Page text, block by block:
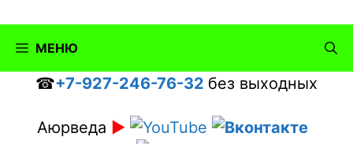
МЕНЮ
☎+7-927-246-76-32 без выходных
Аюрведа ►